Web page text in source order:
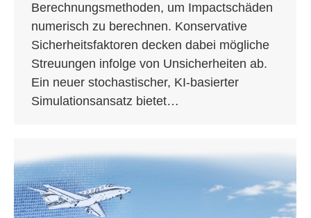
Berechnungsmethoden, um Impactschäden
numerisch zu berechnen. Konservative
Sicherheitsfaktoren decken dabei mögliche
Streuungen infolge von Unsicherheiten ab.
Ein neuer stochastischer, KI-basierter
Simulationsansatz bietet…